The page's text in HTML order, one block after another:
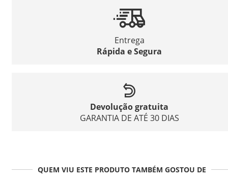
Entrega
Rápida e Segura
Devolução gratuita
GARANTIA DE ATÉ 30 DIAS
QUEM VIU ESTE PRODUTO TAMBÉM GOSTOU DE